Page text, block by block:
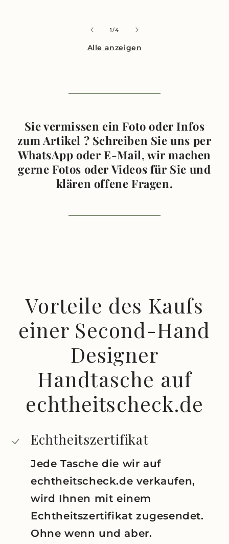
1/von
4
Alle anzeigen
Sie vermissen ein Foto oder Infos
zum Artikel ? Schreiben Sie uns per
WhatsApp oder E-Mail, wir machen
gerne Fotos oder Videos für Sie und
klären offene Fragen.
Vorteile des Kaufs
einer Second-Hand
Designer
Handtasche auf
echtheitscheck.de
Echtheitszertifikat
Jede Tasche die wir auf
echtheitscheck.de verkaufen,
wird Ihnen mit einem
Echtheitszertifikat zugesendet.
Ohne wenn und aber.